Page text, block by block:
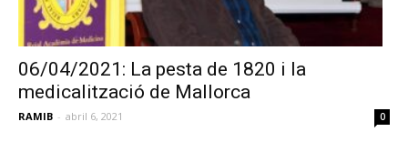
06/04/2021: La pesta de 1820 i la
medicalització de Mallorca
RAMIB - abril 6, 2021 0